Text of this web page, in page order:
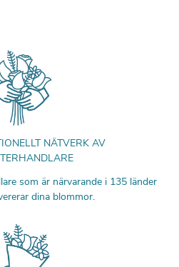
NÄTVERK AV
som är närvarande i 135 länder
dina blommor.